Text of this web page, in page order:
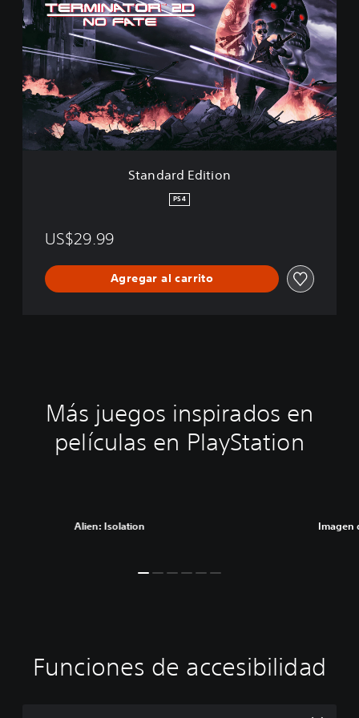
a
n
a
r
d
E
d
Standard Edition
PS4
US$29.99
Agregar al carrito
Más juegos inspirados en
películas en PlayStation
Alien: Isolation Imagen
Funciones de accesibilidad
T
e
C
o
S
e
R
e
D
i